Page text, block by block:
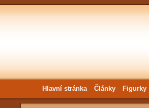
Hlavní stránka Články Figurky